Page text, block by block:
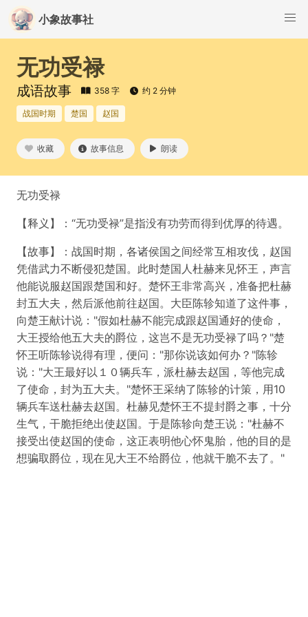
小象故事社
无功受禄
成语故事 358 字 约 2 分钟
战国时期 楚国 赵国
收藏 故事信息 朗读
无功受禄
【释义】：“无功受禄”是指没有功劳而得到优厚的待遇。
【故事】：战国时期，各诸侯国之间经常互相攻伐，赵国
凭借武力不断侵犯楚国。此时楚国人杜赫来见怀王，声言
他能说服赵国跟楚国和好。楚怀王非常高兴，准备把杜赫
封五大夫，然后派他前往赵国。大臣陈轸知道了这件事，
向楚王献计说："假如杜赫不能完成跟赵国通好的使命，
大王授给他五大夫的爵位，这岂不是无功受禄了吗？"楚
怀王听陈轸说得有理，便问："那你说该如何办？"陈轸
说："大王最好以１０辆兵车，派杜赫去赵国，等他完成
了使命，封为五大夫。"楚怀王采纳了陈轸的计策，用10
辆兵车送杜赫去赵国。杜赫见楚怀王不提封爵之事，十分
生气，干脆拒绝出使赵国。于是陈轸向楚王说："杜赫不
接受出使赵国的使命，这正表明他心怀鬼胎，他的目的是
想骗取爵位，现在见大王不给爵位，他就干脆不去了。"